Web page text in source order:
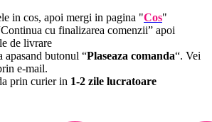
in cos, apoi mergi in pagina "Cos"
cu finalizarea comenzii” apoi
de livrare
apasand butonul “Plaseaza comanda“. Vei
e-mail.
prin curier in 1-2 zile lucratoare